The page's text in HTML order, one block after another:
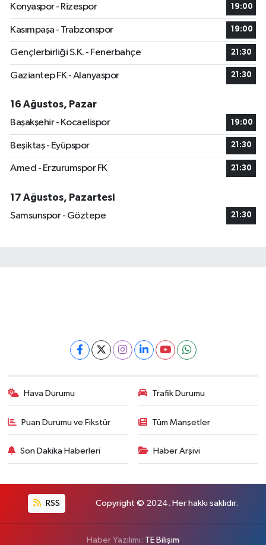
Konyaspor - Rizespor
19:00
Kasımpaşa - Trabzonspor 19:00
Gençlerbirliği S.K. - Fenerbahçe 21:30
Gaziantep FK - Alanyaspor 21:30
16 Ağustos, Pazar
Başakşehir - Kocaelispor
19:00
Beşiktaş - Eyüpspor 21:30
Amed - Erzurumspor FK 21:30
17 Ağustos, Pazartesi
Samsunspor - Göztepe
21:30
Hava Durumu Trafik Durumu
Puan Durumu ve Fikstür Tüm Manşetler
Son Dakika Haberleri Haber Arşivi
RSS Copyright © 2024. Her hakkı saklıdır.
Haber Yazılımı: TE Bilişim